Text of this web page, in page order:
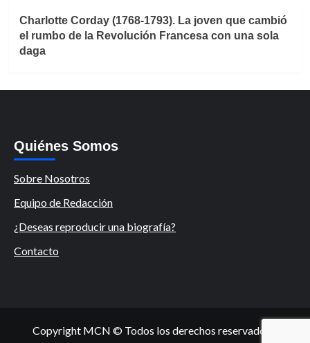
Charlotte Corday (1768-1793). La joven que cambió
el rumbo de la Revolución Francesa con una sola
daga
Quiénes Somos
Sobre Nosotros
Equipo de Redacción
¿Deseas reproducir una biografía?
Contacto
Copyright MCN © Todos los derechos reservados.